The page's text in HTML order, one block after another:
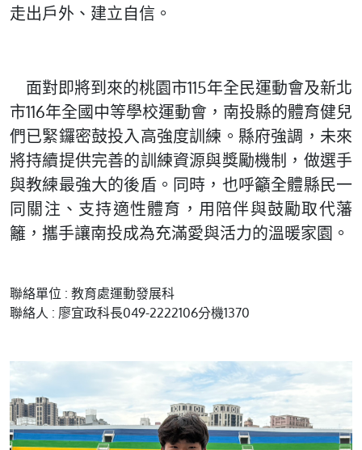
走出戶外、建立自信。
面對即將到來的桃園市115年全民運動會及新北
市116年全國中等學校運動會，南投縣的體育健兒
們已緊鑼密鼓投入高強度訓練。縣府強調，未來
將持續提供完善的訓練資源與獎勵機制，做選手
與教練最強大的後盾。同時，也呼籲全體縣民一
同關注、支持適性體育，用陪伴與鼓勵取代藩
籬，攜手讓南投成為充滿愛與活力的溫暖家園。
聯絡單位 : 教育處運動發展科
聯絡人 : 廖宜政科長049-2222106分機1370